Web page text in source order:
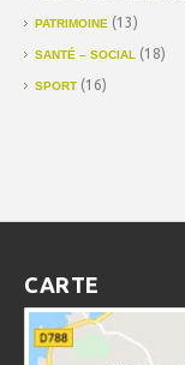
PATRIMOINE (13)
SANTÉ – SOCIAL (18)
SPORT (16)
CARTE